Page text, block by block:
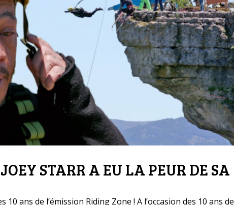
STARR A EU LA PEUR DE SA
ans de l’émission Riding Zone ! A l’occasion des 10 ans de